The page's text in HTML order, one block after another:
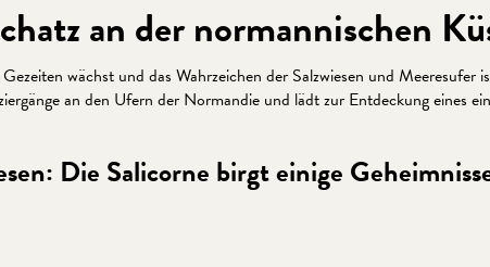
an der normannischen
wächst und das Wahrzeichen der Salzwiesen und Meeresufer
an den Ufern der Normandie und lädt zur Entdeckung eines
Die Salicorne birgt einige